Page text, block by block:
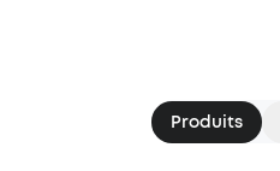
Produits